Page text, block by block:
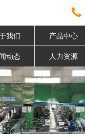
我们 产品中心
动态 人力资源